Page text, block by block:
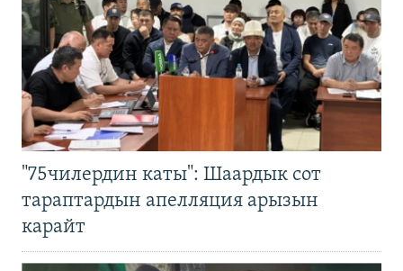
"75чилердин каты": Шаардык сот
тараптардын апелляция арызын
карайт